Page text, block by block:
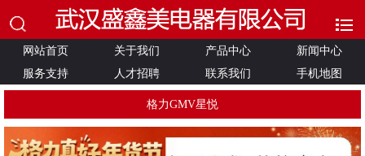
网站首页 关于我们 产品中心
新闻中心
服务支持
人才招聘 联系我们 手机地图
格力GMV星悦